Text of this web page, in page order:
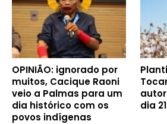
OPINIÃO: ignorado por
muitos, Cacique Raoni
veio a Palmas para um
dia histórico com os
povos indígenas
dia